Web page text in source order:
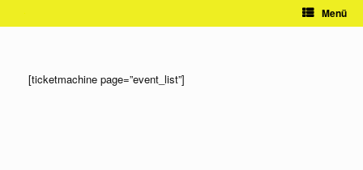
Menü
[ticketmachine page=”event_list”]